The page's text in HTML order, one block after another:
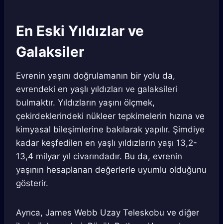
En Eski Yıldızlar ve
Galaksiler
Evrenin yaşını doğrulamanın bir yolu da,
evrendeki en yaşlı yıldızları ve galaksileri
bulmaktır. Yıldızların yaşını ölçmek,
çekirdeklerindeki nükleer tepkimelerin hızına ve
kimyasal bileşimlerine bakılarak yapılır. Şimdiye
kadar keşfedilen en yaşlı yıldızların yaşı 13,2-
13,4 milyar yıl civarındadır. Bu da, evrenin
yaşının hesaplanan değerlerle uyumlu olduğunu
gösterir.
Ayrıca, James Webb Uzay Teleskobu ve diğer